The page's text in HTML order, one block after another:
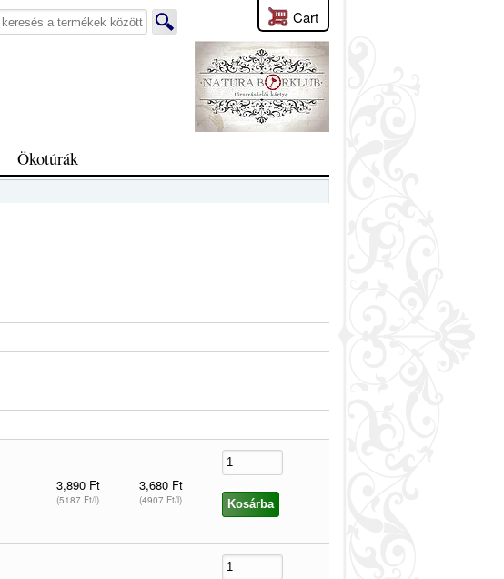
Cart
Keresés a webhelyen
Ökotúrák
3,890 Ft
(5187 Ft/l)
3,680 Ft
(4907 Ft/l)